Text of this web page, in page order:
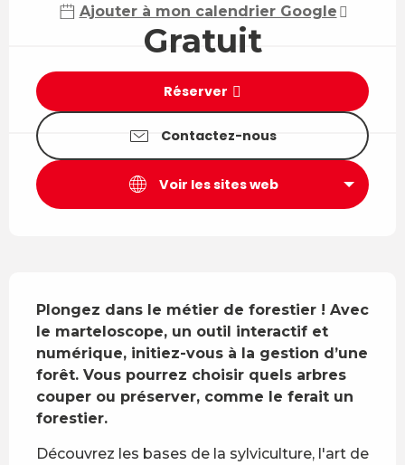
Ajouter à mon calendrier Google
Gratuit
Réserver
Contactez-nous
Voir les sites web
Plongez dans le métier de forestier ! Avec
le marteloscope, un outil interactif et
numérique, initiez-vous à la gestion d’une
forêt. Vous pourrez choisir quels arbres
couper ou préserver, comme le ferait un
forestier.
Découvrez les bases de la sylviculture, l'art de